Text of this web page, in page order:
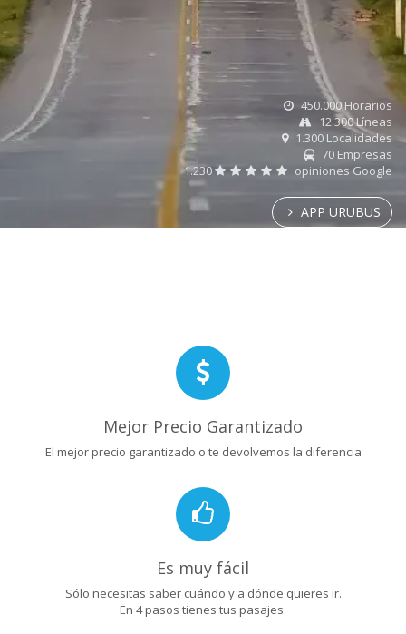
450.000 Horarios
12.300 Líneas
1.300 Localidades
70 Empresas
1.230
opiniones Google
APP URUBUS
Mejor Precio Garantizado
El mejor precio garantizado o te devolvemos la diferencia
Es muy fácil
Sólo necesitas saber cuándo y a dónde quieres ir.
En 4 pasos tienes tus pasajes.